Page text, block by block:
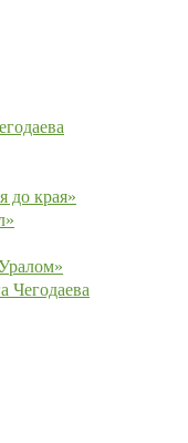
до края»
Чегодаева